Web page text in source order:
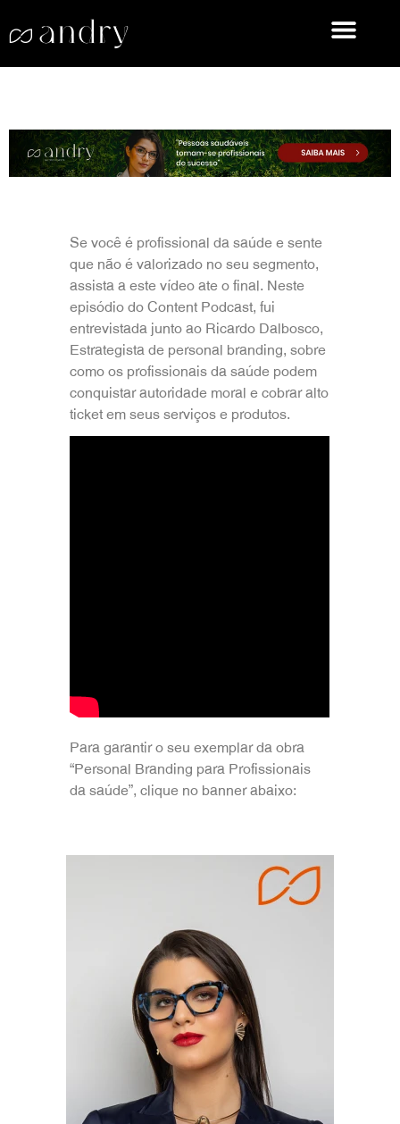
Se você é profissional da saúde e sente
que não é valorizado no seu segmento,
assista a este vídeo ate o final. Neste
episódio do Content Podcast, fui
entrevistada junto ao Ricardo Dalbosco,
Estrategista de personal branding, sobre
como os profissionais da saúde podem
conquistar autoridade moral e cobrar alto
ticket em seus serviços e produtos.
Para garantir o seu exemplar da obra
“Personal Branding para Profissionais
da saúde”, clique no banner abaixo: